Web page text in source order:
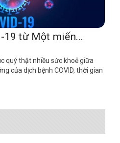
19 từ Một miến...
quý thật nhiều sức khoẻ giữa
của dịch bệnh COVID, thời gian